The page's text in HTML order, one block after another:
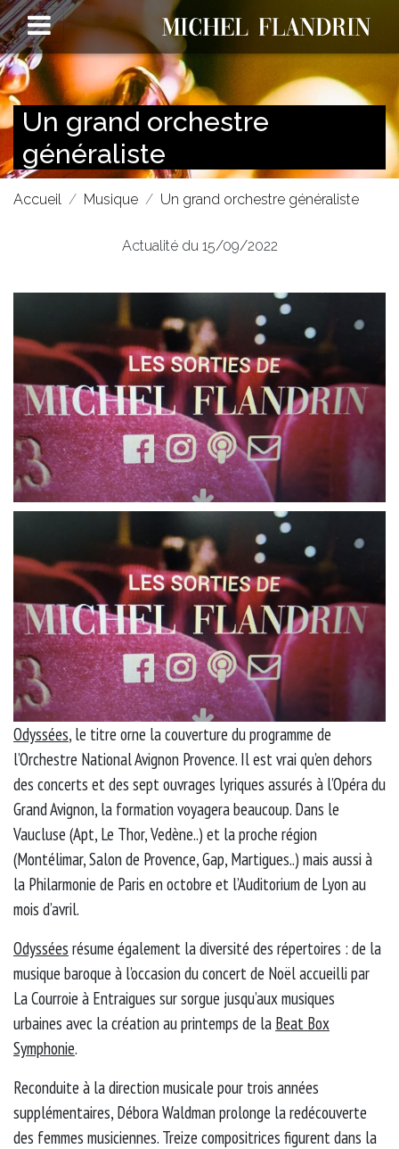
Un grand orchestre
généraliste
Accueil Musique Un grand orchestre généraliste
Actualité du 15/09/2022
Odyssées, le titre orne la couverture du programme de
l’Orchestre National Avignon Provence. Il est vrai qu’en dehors
des concerts et des sept ouvrages lyriques assurés à l’Opéra du
Grand Avignon, la formation voyagera beaucoup. Dans le
Vaucluse (Apt, Le Thor, Vedène..) et la proche région
(Montélimar, Salon de Provence, Gap, Martigues..) mais aussi à
la Philarmonie de Paris en octobre et l’Auditorium de Lyon au
mois d’avril.
Odyssées résume également la diversité des répertoires : de la
musique baroque à l’occasion du concert de Noël accueilli par
La Courroie à Entraigues sur sorgue jusqu’aux musiques
urbaines avec la création au printemps de la Beat Box
Symphonie.
Reconduite à la direction musicale pour trois années
supplémentaires, Débora Waldman prolonge la redécouverte
des femmes musiciennes. Treize compositrices figurent dans la